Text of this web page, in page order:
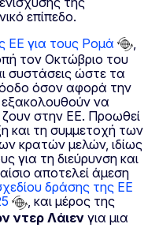
επίπεδο.
ΕΕ για τους Ρομά
τον Οκτώβριο του
συστάσεις ώστε τα
όσον αφορά την
να
στην ΕΕ. Προωθεί
και τη συμμετοχή των
κρατών μελών, ιδίως
για τη διεύρυνση και
αποτελεί άμεση
δράσης της ΕΕ
, και μέρος της
ντερ Λάιεν για μια